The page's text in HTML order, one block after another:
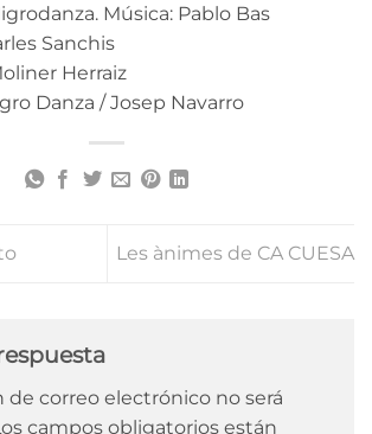
Música: ​Pablo Bas
Sanchis
Herraiz
Danza​ / Josep Navarro
Les ànimes de CA CUESA
de correo electrónico no será
campos obligatorios están